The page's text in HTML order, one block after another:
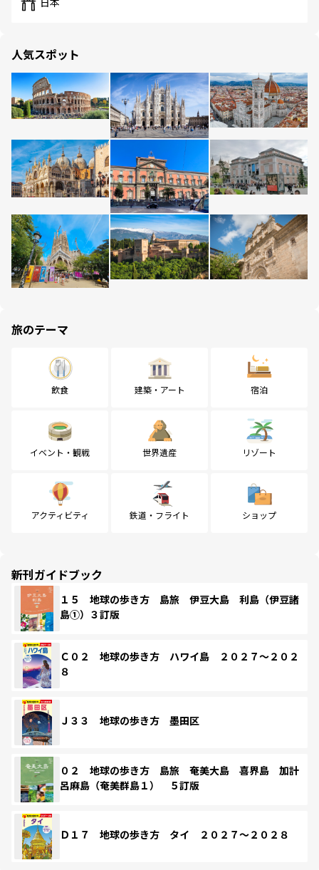
日本
人気スポット
旅のテーマ
飲食 建築・アート 宿泊
イベント・観戦 世界遺産 リゾート
アクティビティ 鉄道・フライト ショップ
新刊ガイドブック
１５ 地球の歩き方 島旅 伊豆大島 利島（伊豆諸
島①）３訂版
Ｃ０２ 地球の歩き方 ハワイ島 ２０２７～２０２
８
Ｊ３３ 地球の歩き方 墨田区
０２ 地球の歩き方 島旅 奄美大島 喜界島 加計
呂麻島（奄美群島１） ５訂版
Ｄ１７ 地球の歩き方 タイ ２０２７～２０２８